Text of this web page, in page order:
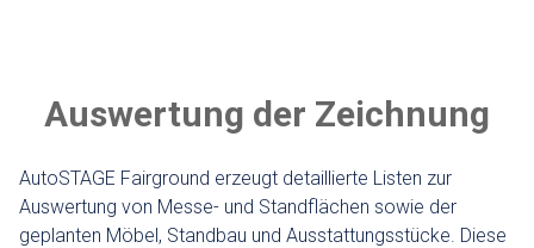
Auswertung der Zeichnung
AutoSTAGE Fairground erzeugt detaillierte Listen zur
Auswertung von Messe- und Standflächen sowie der
geplanten Möbel, Standbau und Ausstattungsstücke. Diese